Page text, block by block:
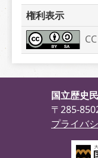
権利表示
国立歴史
〒285-
プライバ